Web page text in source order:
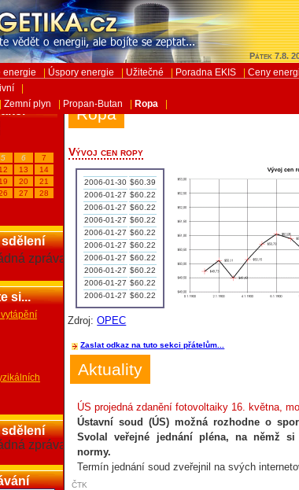
Pátek 7.8.
energie Úspory energie Užitečné Poradna EKIS Ceny
Zemní plyn Propan-Butan Ropa
5 6
7
12 13
14
19 20
21
27
28
zpráva
si...
zpráva
Ropa
Vývoj cen ropy
2006-01-30 $60.39
2006-01-27 $60.22
2006-01-27 $60.22
2006-01-27 $60.22
2006-01-27 $60.22
2006-01-27 $60.22
2006-01-27 $60.22
2006-01-27 $60.22
2006-01-27 $60.22
2006-01-27 $60.22
Zdroj:OPEC
Zaslat odkaz na tuto sekci přátelům...
Aktuality
ÚS projedná zdanění fotovoltaiky 16. května,
Ústavní soud (ÚS) možná rozhodne o
Svolal veřejné jednání pléna, na němž
normy.
Termín jednání soud zveřejnil na svých
ČTK